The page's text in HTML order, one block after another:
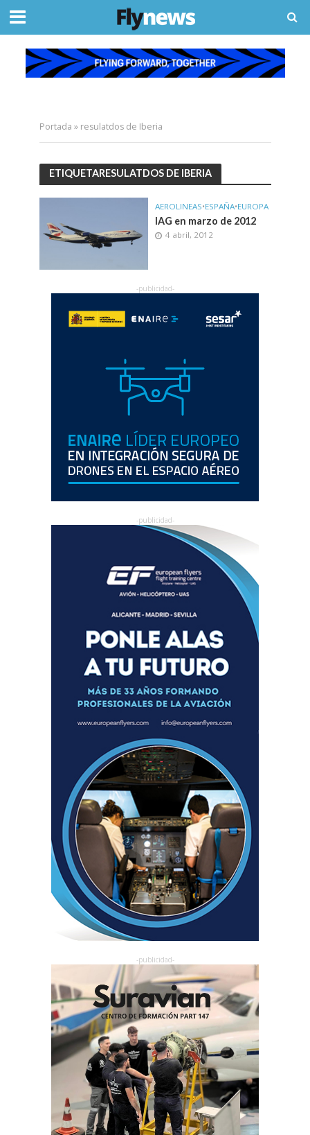
Portada » resulatdos de Iberia
ETIQUETARESULATDOS DE IBERIA
AEROLINEAS•ESPAÑA•EUROPA
IAG en marzo de 2012
4 abril, 2012